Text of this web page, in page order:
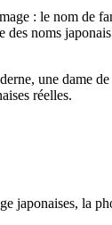
: le nom
noms
une dame
réelles.
japonaises, la